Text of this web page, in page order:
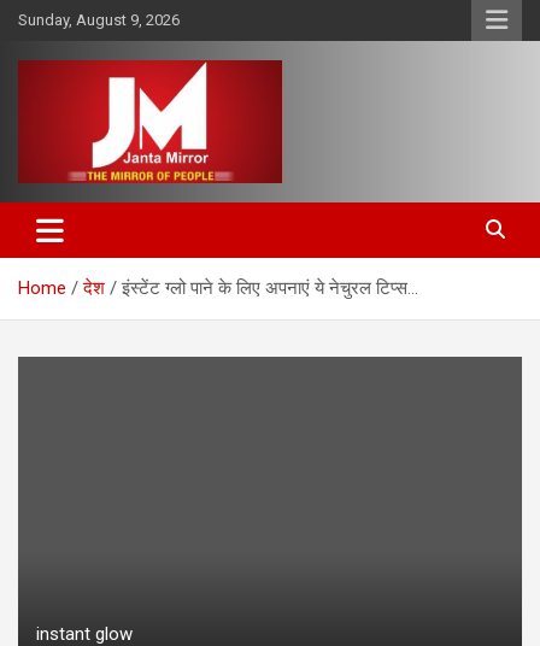
Skip
content
Sunday, August 9, 2026
Janta Mirror
Home देश इंस्टेंट ग्लो पाने के लिए अपनाएं ये नेचुरल टिप्‍स…
instant glow